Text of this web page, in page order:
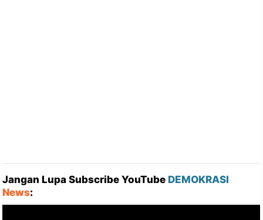
Jangan Lupa Subscribe YouTube DEMOKRASI
News: